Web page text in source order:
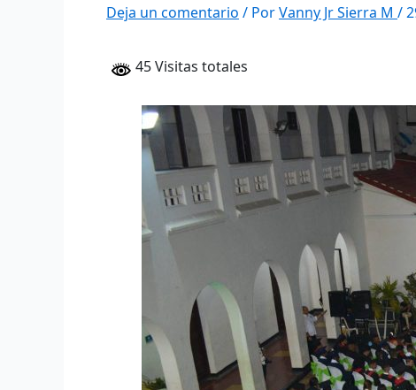
Deja un comentario / PorVanny Jr Sierra M /
45 Visitas totales